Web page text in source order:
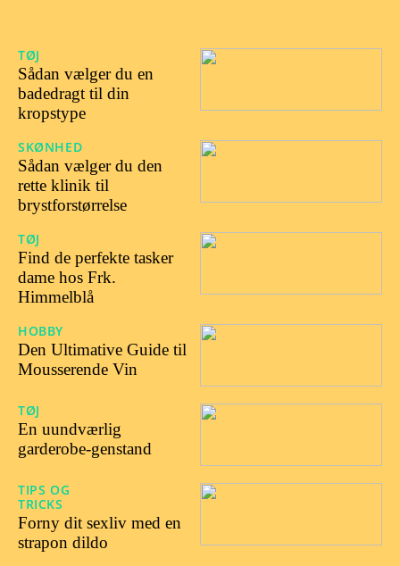
TØJ
Sådan vælger du en
badedragt til din
kropstype
SKØNHED
Sådan vælger du den
rette klinik til
brystforstørrelse
TØJ
Find de perfekte tasker
dame hos Frk.
Himmelblå
HOBBY
Den Ultimative Guide til
Mousserende Vin
TØJ
En uundværlig
garderobe-genstand
TIPS OG
TRICKS
Forny dit sexliv med en
strapon dildo